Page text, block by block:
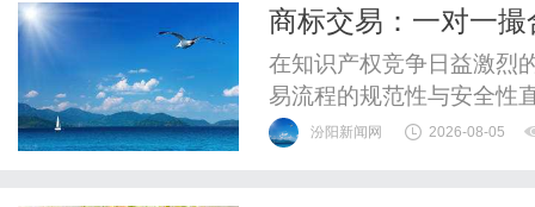
商标交易：一对一
在知识产权竞争日益激烈
易流程的规范性与安全性
过程中面临信息不对称、
汾阳新闻网 2026-08-05